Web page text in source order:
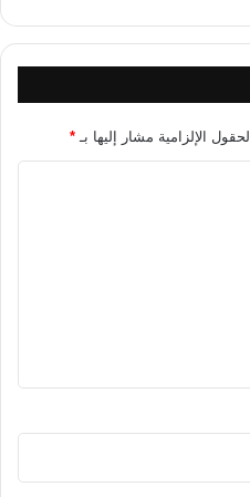
الحقول الإلزامية مشار إليها بـ *